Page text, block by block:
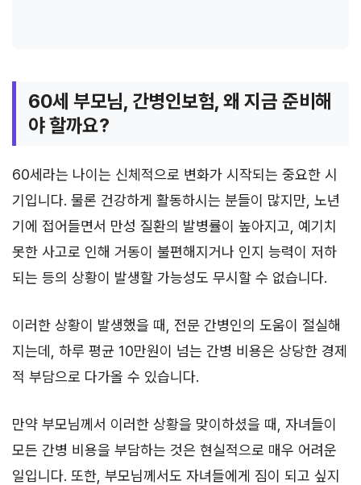
60세 부모님, 간병인보험, 왜 지금 준비해
야 할까요?
60세라는 나이는 신체적으로 변화가 시작되는 중요한 시
기입니다. 물론 건강하게 활동하시는 분들이 많지만, 노년
기에 접어들면서 만성 질환의 발병률이 높아지고, 예기치
못한 사고로 인해 거동이 불편해지거나 인지 능력이 저하
되는 등의 상황이 발생할 가능성도 무시할 수 없습니다.
이러한 상황이 발생했을 때, 전문 간병인의 도움이 절실해
지는데, 하루 평균 10만원이 넘는 간병 비용은 상당한 경제
적 부담으로 다가올 수 있습니다.
만약 부모님께서 이러한 상황을 맞이하셨을 때, 자녀들이
모든 간병 비용을 부담하는 것은 현실적으로 매우 어려운
일입니다. 또한, 부모님께서도 자녀들에게 짐이 되고 싶지